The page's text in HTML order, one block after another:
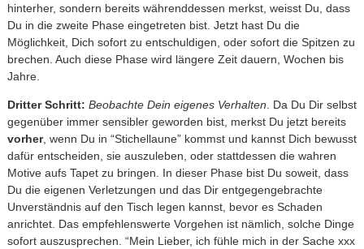
hinterher, sondern bereits währenddessen merkst, weisst Du, dass
Du in die zweite Phase eingetreten bist. Jetzt hast Du die
Möglichkeit, Dich sofort zu entschuldigen, oder sofort die Spitzen zu
brechen. Auch diese Phase wird längere Zeit dauern, Wochen bis
Jahre.
Dritter Schritt: Beobachte Dein eigenes Verhalten. Da Du Dir selbst
gegenüber immer sensibler geworden bist, merkst Du jetzt bereits
vorher, wenn Du in “Stichellaune” kommst und kannst Dich bewusst
dafür entscheiden, sie auszuleben, oder stattdessen die wahren
Motive aufs Tapet zu bringen. In dieser Phase bist Du soweit, dass
Du die eigenen Verletzungen und das Dir entgegengebrachte
Unverständnis auf den Tisch legen kannst, bevor es Schaden
anrichtet. Das empfehlenswerte Vorgehen ist nämlich, solche Dinge
sofort auszusprechen. “Mein Lieber, ich fühle mich in der Sache xxx